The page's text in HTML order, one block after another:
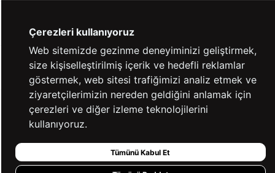
YARDIM
BİZE ULAŞIN
HIZLI ERİŞİM
Çerezleri kullanıyoruz
Web sitemizde gezinme deneyiminizi geliştirmek,
size kişiselleştirilmiş içerik ve hedefli reklamlar
göstermek, web sitesi trafiğimizi analiz etmek ve
ziyaretçilerimizin nereden geldiğini anlamak için
çerezleri ve diğer izleme teknolojilerini
kullanıyoruz.
Tümünü Kabul Et